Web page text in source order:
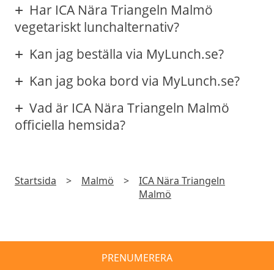
Har ICA Nära Triangeln Malmö
vegetariskt lunchalternativ?
Kan jag beställa via MyLunch.se?
Kan jag boka bord via MyLunch.se?
Vad är ICA Nära Triangeln Malmö
officiella hemsida?
Startsida > Malmö >
ICA Nära Triangeln
Malmö
PRENUMERERA